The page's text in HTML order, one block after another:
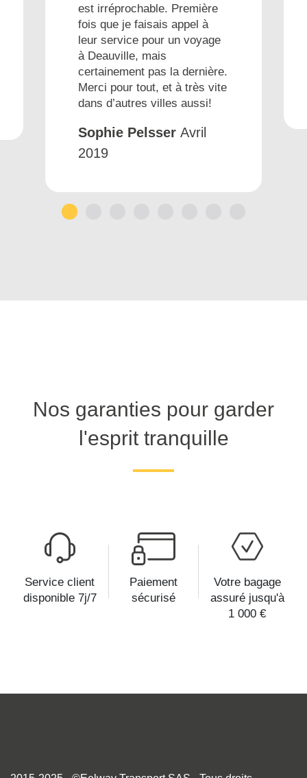
est irréprochable. Première
fois que je faisais appel à
leur service pour un voyage
à Deauville, mais
certainement pas la dernière.
Merci pour tout, et à très vite
dans d’autres villes aussi!
Sophie Pelsser Avril
2019
Nos garanties pour garder
l'esprit tranquille
Service client
disponible 7j/7
Paiement
sécurisé
Votre bagage
assuré jusqu'à
1 000 €